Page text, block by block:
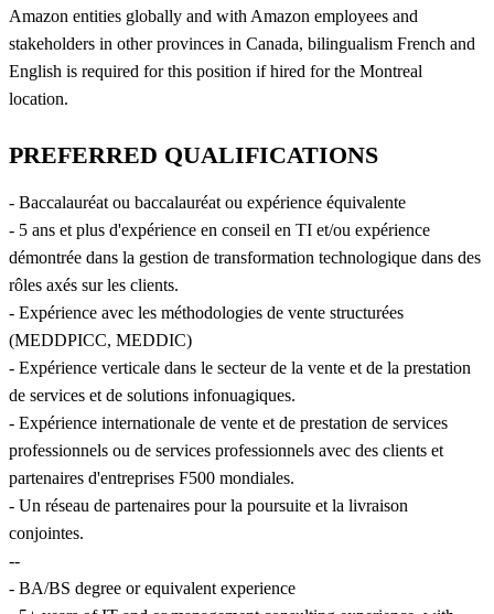
Amazon entities globally and with Amazon employees and
stakeholders in other provinces in Canada, bilingualism French and
English is required for this position if hired for the Montreal
location.
PREFERRED QUALIFICATIONS
- Baccalauréat ou baccalauréat ou expérience équivalente
- 5 ans et plus d'expérience en conseil en TI et/ou expérience
démontrée dans la gestion de transformation technologique dans des
rôles axés sur les clients.
- Expérience avec les méthodologies de vente structurées
(MEDDPICC, MEDDIC)
- Expérience verticale dans le secteur de la vente et de la prestation
de services et de solutions infonuagiques.
- Expérience internationale de vente et de prestation de services
professionnels ou de services professionnels avec des clients et
partenaires d'entreprises F500 mondiales.
- Un réseau de partenaires pour la poursuite et la livraison
conjointes.
--
- BA/BS degree or equivalent experience